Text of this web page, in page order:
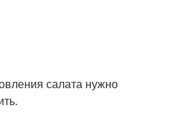
салата нужно